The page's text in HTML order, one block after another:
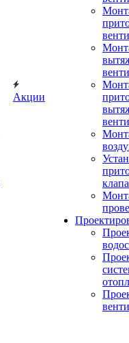
Акции